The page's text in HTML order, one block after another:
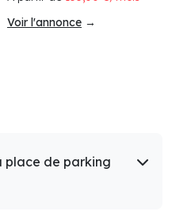
Voir l'annonce →
place de parking